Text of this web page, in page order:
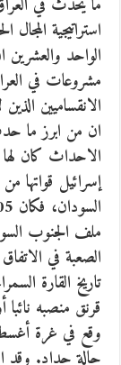
ما يحدث في
استراتيجية المجال
الواحد
الانقساميين
الاحداث كان لها
تاريخ القارة
قرنق منصبه